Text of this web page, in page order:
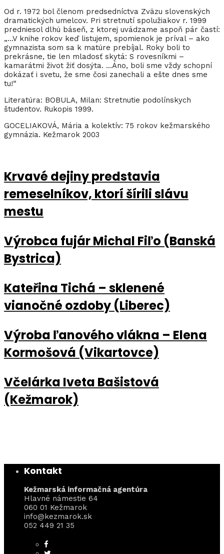
Od r. 1972 bol členom predsedníctva Zväzu slovenských
dramatických umelcov. Pri stretnutí spolužiakov r. 1999
predniesol dlhú báseň, z ktorej uvádzame aspoň pár častí:
„…V knihe rokov keď listujem, spomienok je príval – ako
gymnazista som sa k matúre prebíjal. Roky boli to
prekrásne, tie len mladosť skytá: S rovesníkmi –
kamarátmi život žiť dosýta. …Áno, boli sme vždy schopní
dokázať i svetu, že sme čosi zanechali a ešte dnes sme
tu!“
Literatúra: BOBULA, Milan: Stretnutie podolínskych
študentov. Rukopis 1999.
GOCELIAKOVÁ, Mária a kolektív: 75 rokov kežmarského
gymnázia. Kežmarok 2003
Krvavé dejiny predstavia
remeselníkov, ktorí šírili slávu
mestu
Výrobca fujár Michal Fiľo (Banská
Bystrica)
Kateřina Tichá – sklenené
vianočné ozdoby (Liberec)
Výroba ľanového vlákna – Elena
Kormošová (Vikartovce)
Včelárka Iveta Bašistová
(Kežmarok)
Kontakt
Kežmarská informačná agentúra
Hlavné námestie 64
060 01 Kežmarok
info@kezmarok.sk
052 449 21 35